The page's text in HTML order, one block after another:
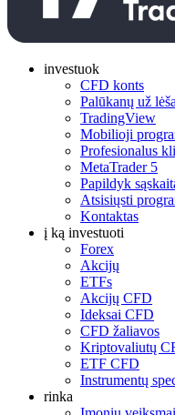
investuok
CFD konts
Palūkanų už
TradingView
Mobilioji
Profesionalus
MetaTrader 5
Papildyk
Atsisiųsti
Kontaktas
į ką investuoti
Forex
Akcijų
ETFs
Akcijų CFD
Ideksai CFD
CFD žaliavos
Kriptovaliutų
ETF CFD
Instrumentų
rinka